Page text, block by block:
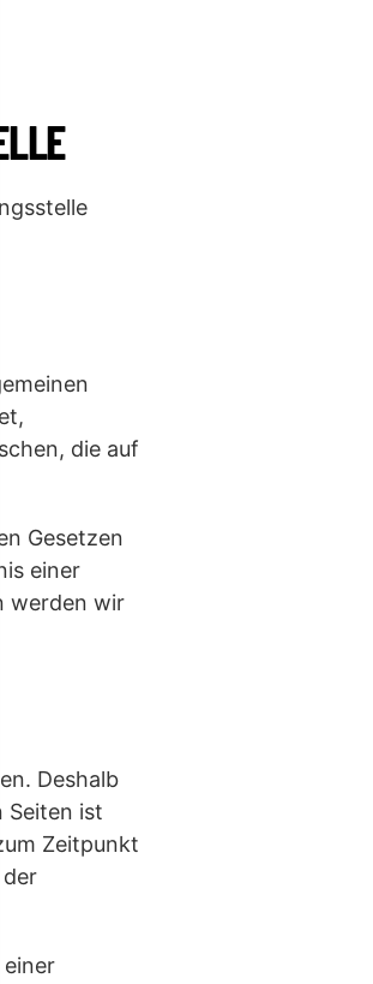
die auf
Gesetzen
einer
werden wir
Deshalb
Seiten ist
Zeitpunkt